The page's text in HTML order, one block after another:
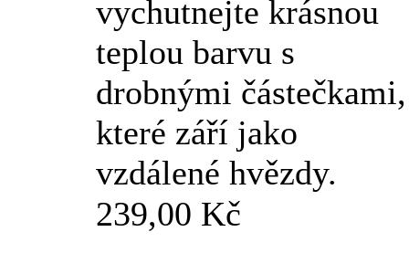
vychutnejte krásnou
teplou barvu s
drobnými částečkami,
které září jako
vzdálené hvězdy.
239,00 Kč